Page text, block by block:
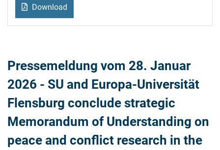
Download
Pressemeldung vom 28. Januar
2026 - SU and Europa-Universität
Flensburg conclude strategic
Memorandum of Understanding on
peace and conflict research in the